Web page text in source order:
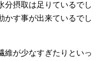
分摂取は足りているでし
かす事が出来ているでし
維が少なすぎたりといっ